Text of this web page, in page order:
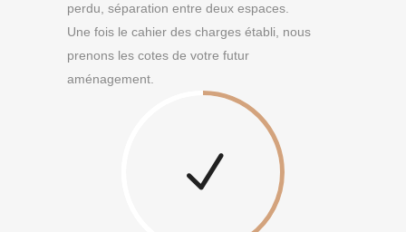
perdu, séparation entre deux espaces.
Une fois le cahier des charges établi, nous
prenons les cotes de votre futur
aménagement.